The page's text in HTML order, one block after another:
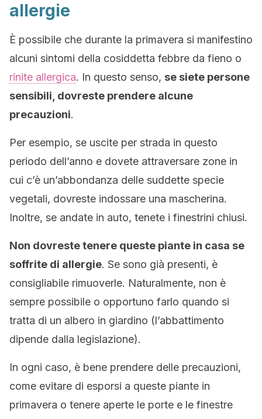
allergie
È possibile che durante la primavera si manifestino
alcuni sintomi della cosiddetta febbre da fieno o
rinite allergica. In questo senso, se siete persone
sensibili, dovreste prendere alcune
precauzioni.
Per esempio, se uscite per strada in questo
periodo dell’anno e dovete attraversare zone in
cui c’è un’abbondanza delle suddette specie
vegetali, dovreste indossare una mascherina.
Inoltre, se andate in auto, tenete i finestrini chiusi.
Non dovreste tenere queste piante in casa se
soffrite di allergie. Se sono già presenti, è
consigliabile rimuoverle. Naturalmente, non è
sempre possibile o opportuno farlo quando si
tratta di un albero in giardino (l’abbattimento
dipende dalla legislazione).
In ogni caso, è bene prendere delle precauzioni,
come evitare di esporsi a queste piante in
primavera o tenere aperte le porte e le finestre